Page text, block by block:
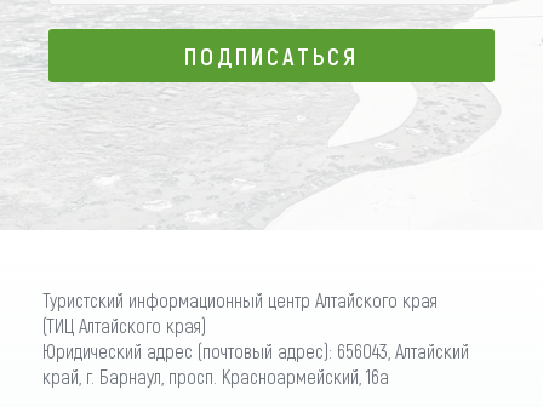
ПОДПИСАТЬСЯ
ПОДПИСАТЬСЯ
Туристский информационный центр Алтайского края
(ТИЦ Алтайского края)
Юридический адрес (почтовый адрес): 656043, Алтайский
край, г. Барнаул, просп. Красноармейский, 16а